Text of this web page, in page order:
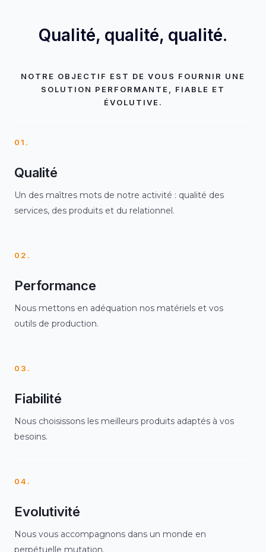
Qualité, qualité, qualité.
NOTRE OBJECTIF EST DE VOUS FOURNIR UNE
SOLUTION PERFORMANTE, FIABLE ET
ÉVOLUTIVE.
01.
Qualité
Un des maîtres mots de notre activité : qualité des
services, des produits et du relationnel.
02.
Performance
Nous mettons en adéquation nos matériels et vos
outils de production.
03.
Fiabilité
Nous choisissons les meilleurs produits adaptés à vos
besoins.
04.
Evolutivité
Nous vous accompagnons dans un monde en
perpétuelle mutation.